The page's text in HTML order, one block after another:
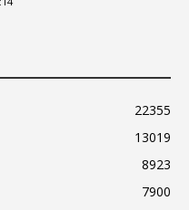
22355
13019
8923
7900